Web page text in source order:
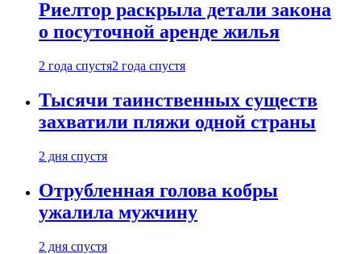
Риелтор раскрыла детали закона
о посуточной аренде жилья
2 года спустя2 года спустя
Тысячи таинственных существ
захватили пляжи одной страны
2 дня спустя
Отрубленная голова кобры
ужалила мужчину
2 дня спустя